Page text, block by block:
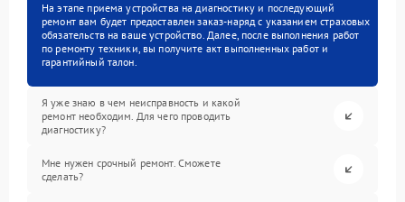
На этапе приема устройства на диагностику и последующий
ремонт вам будет предоставлен заказ-наряд с указанием страховых
обязательств на ваше устройство. Далее, после выполнения работ
по ремонту техники, вы получите акт выполненных работ и
гарантийный талон.
Я уже знаю в чем неисправность и какой
ремонт необходим. Для чего проводить
диагностику?
Мне нужен срочный ремонт. Сможете
сделать?